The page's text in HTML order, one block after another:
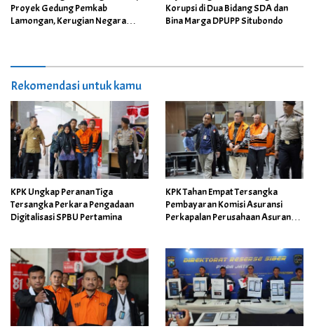
Proyek Gedung Pemkab
Lamongan, Kerugian Negara
Korupsi di Dua Bidang SDA dan
Bina Marga DPUPP Situbondo
Rekomendasi untuk kamu
KPK Ungkap Peranan Tiga
Tersangka Perkara Pengadaan
Digitalisasi SPBU Pertamina
KPK Tahan Empat Tersangka
Pembayaran Komisi Asuransi
Perkapalan Perusahaan Asuransi